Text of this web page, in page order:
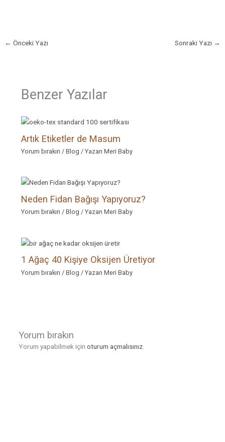
← Önceki Yazı Sonraki Yazı →
Benzer Yazılar
Artık Etiketler de Masum
Yorum bırakın / Blog / Yazan Meri Baby
Neden Fidan Bağışı Yapıyoruz?
Yorum bırakın / Blog / Yazan Meri Baby
1 Ağaç 40 Kişiye Oksijen Üretiyor
Yorum bırakın / Blog / Yazan Meri Baby
Yorum bırakın
Yorum yapabilmek için oturum açmalısınız.